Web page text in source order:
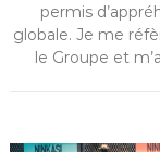
permis
globale. Je me
le Groupe et